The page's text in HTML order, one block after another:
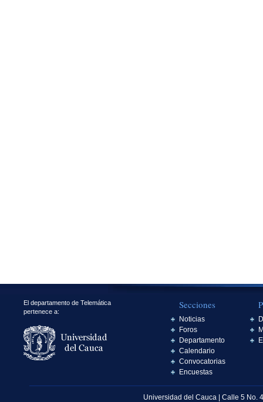
El departamento de Telemática
pertenece a:
Secciones
Noticias
Foros
Departamento
Calendario
Convocatorias
Encuestas
Universidad del Cauca | Calle 5 No.